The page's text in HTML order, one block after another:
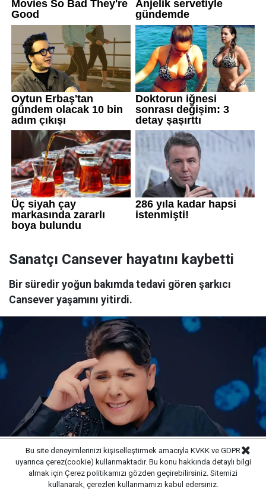
Sanatçı Cansever hayatını kaybetti
Bir süredir yoğun bakımda tedavi gören şarkıcı
Cansever yaşamını yitirdi.
Yayınlanma: 08/08/2026 23:02
Bu site deneyimlerinizi kişiselleştirmek amacıyla KVKK ve GDPR
uyarınca çerez(cookie) kullanmaktadır. Bu konu hakkında detaylı bilgi
almak için Çerez politikamızı gözden geçirebilirsiniz. Sitemizi
kullanarak, çerezleri kullanmamızı kabul edersiniz.